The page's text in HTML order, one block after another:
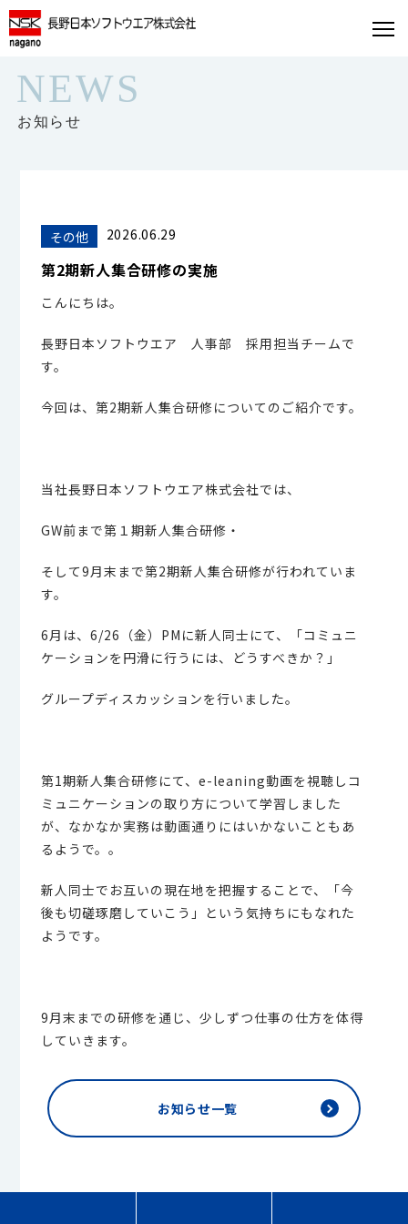
NEWS
お知らせ
その他 2026.06.29
第2期新人集合研修の実施
こんにちは。
長野日本ソフトウエア 人事部 採用担当チームで
す。
今回は、第2期新人集合研修についてのご紹介です。
当社長野日本ソフトウエア株式会社では、
GW前まで第１期新人集合研修・
そして9月末まで第2期新人集合研修が行われていま
す。
6月は、6/26（金）PMに新人同士にて、「コミュニ
ケーションを円滑に行うには、どうすべきか？」
グループディスカッションを行いました。
第1期新人集合研修にて、e-leaning動画を視聴しコ
ミュニケーションの取り方について学習しました
が、なかなか実務は動画通りにはいかないこともあ
るようで。。
新人同士でお互いの現在地を把握することで、「今
後も切磋琢磨していこう」という気持ちにもなれた
ようです。
9月末までの研修を通じ、少しずつ仕事の仕方を体得
していきます。
お知らせ一覧